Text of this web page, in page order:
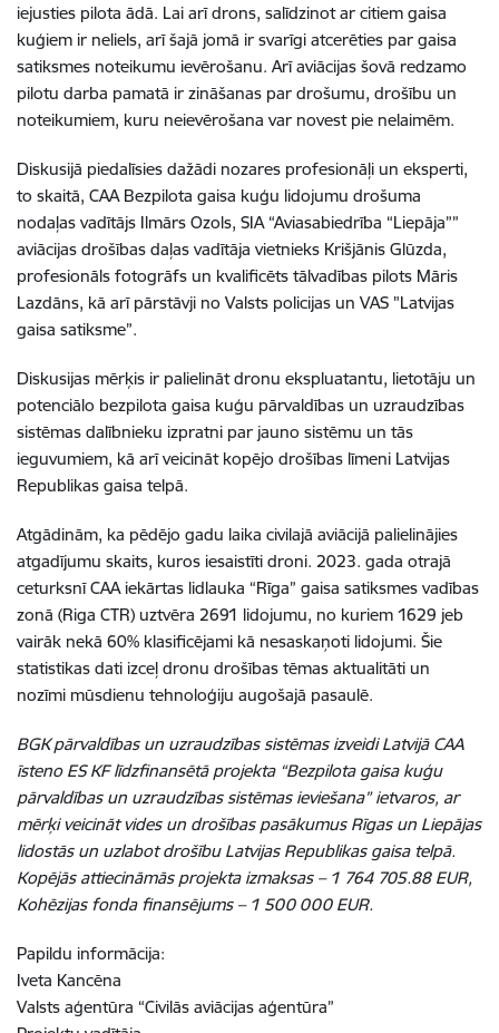
iejusties pilota ādā. Lai arī drons, salīdzinot ar citiem gaisa
kuģiem ir neliels, arī šajā jomā ir svarīgi atcerēties par gaisa
satiksmes noteikumu ievērošanu. Arī aviācijas šovā redzamo
pilotu darba pamatā ir zināšanas par drošumu, drošību un
noteikumiem, kuru neievērošana var novest pie nelaimēm.
Diskusijā piedalīsies dažādi nozares profesionāļi un eksperti,
to skaitā, CAA Bezpilota gaisa kuģu lidojumu drošuma
nodaļas vadītājs Ilmārs Ozols, SIA “Aviasabiedrība “Liepāja””
aviācijas drošības daļas vadītāja vietnieks Krišjānis Glūzda,
profesionāls fotogrāfs un kvalificēts tālvadības pilots Māris
Lazdāns, kā arī pārstāvji no Valsts policijas un VAS "Latvijas
gaisa satiksme”.
Diskusijas mērķis ir palielināt dronu ekspluatantu, lietotāju un
potenciālo bezpilota gaisa kuģu pārvaldības un uzraudzības
sistēmas dalībnieku izpratni par jauno sistēmu un tās
ieguvumiem, kā arī veicināt kopējo drošības līmeni Latvijas
Republikas gaisa telpā.
Atgādinām, ka pēdējo gadu laika civilajā aviācijā palielinājies
atgadījumu skaits, kuros iesaistīti droni. 2023. gada otrajā
ceturksnī CAA iekārtas lidlauka “Rīga” gaisa satiksmes vadības
zonā (Riga CTR) uztvēra 2691 lidojumu, no kuriem 1629 jeb
vairāk nekā 60% klasificējami kā nesaskaņoti lidojumi. Šie
statistikas dati izceļ dronu drošības tēmas aktualitāti un
nozīmi mūsdienu tehnoloģiju augošajā pasaulē.
BGK pārvaldības un uzraudzības sistēmas izveidi Latvijā CAA
īsteno ES KF līdzfinansētā projekta “Bezpilota gaisa kuģu
pārvaldības un uzraudzības sistēmas ieviešana” ietvaros, ar
mērķi veicināt vides un drošības pasākumus Rīgas un Liepājas
lidostās un uzlabot drošību Latvijas Republikas gaisa telpā.
Kopējās attiecināmās projekta izmaksas – 1 764 705.88 EUR,
Kohēzijas fonda finansējums – 1 500 000 EUR.
Papildu informācija:
Iveta Kancēna
Valsts aģentūra “Civilās aviācijas aģentūra”